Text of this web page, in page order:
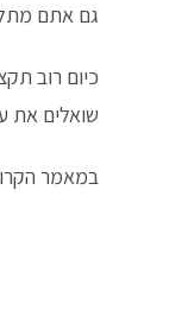
גם אתם
כיום רוב
שואלים את
במאמר